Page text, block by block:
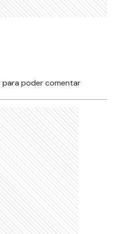
para poder comentar